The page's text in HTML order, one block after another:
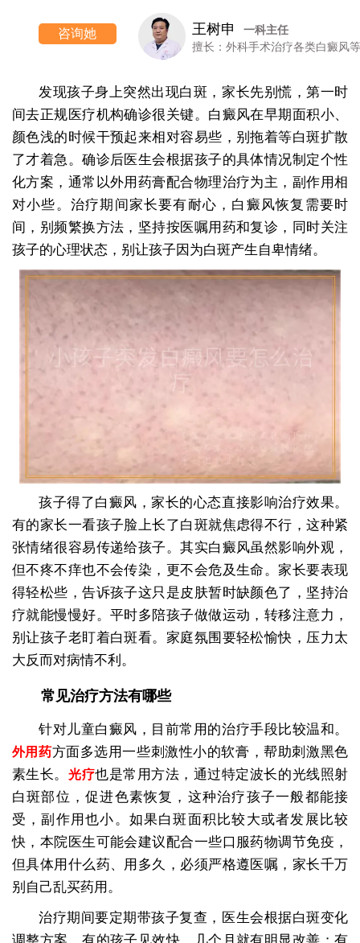
王树申
一科主任
擅长：外科手术治疗各类白癜风等
发现孩子身上突然出现白斑，家长先别慌，第一时
间去正规医疗机构确诊很关键。白癜风在早期面积小、
颜色浅的时候干预起来相对容易些，别拖着等白斑扩散
了才着急。确诊后医生会根据孩子的具体情况制定个性
化方案，通常以外用药膏配合物理治疗为主，副作用相
对小些。治疗期间家长要有耐心，白癜风恢复需要时
间，别频繁换方法，坚持按医嘱用药和复诊，同时关注
孩子的心理状态，别让孩子因为白斑产生自卑情绪。
孩子得了白癜风，家长的心态直接影响治疗效果。
有的家长一看孩子脸上长了白斑就焦虑得不行，这种紧
张情绪很容易传递给孩子。其实白癜风虽然影响外观，
但不疼不痒也不会传染，更不会危及生命。家长要表现
得轻松些，告诉孩子这只是皮肤暂时缺颜色了，坚持治
疗就能慢慢好。平时多陪孩子做做运动，转移注意力，
别让孩子老盯着白斑看。家庭氛围要轻松愉快，压力太
大反而对病情不利。
常见治疗方法有哪些
针对儿童白癜风，目前常用的治疗手段比较温和。
外用药方面多选用一些刺激性小的软膏，帮助刺激黑色
素生长。光疗也是常用方法，通过特定波长的光线照射
白斑部位，促进色素恢复，这种治疗孩子一般都能接
受，副作用也小。如果白斑面积比较大或者发展比较
快，本院医生可能会建议配合一些口服药物调节免疫，
但具体用什么药、用多久，必须严格遵医嘱，家长千万
别自己乱买药用。
治疗期间要定期带孩子复查，医生会根据白斑变化